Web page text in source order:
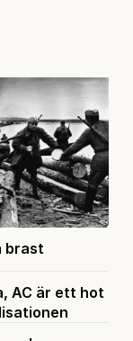
brast
AC är ett hot